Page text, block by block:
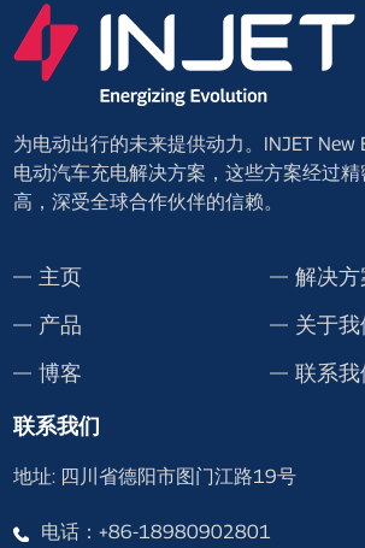
为电动出行的未来提供动力。INJET New
电动汽车充电解决方案，这些方案经过
高，深受全球合作伙伴的信赖。
主页
解决方
产品
关于我
博客
联系我
联系我们
地址: 四川省德阳市图门江路19号
电话：+86-18980902801